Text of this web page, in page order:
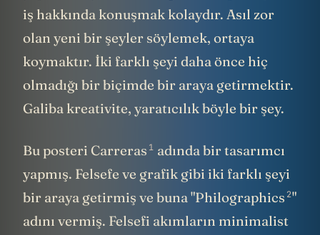
iş hakkında konuşmak kolaydır. Asıl zor
olan yeni bir şeyler söylemek, ortaya
koymaktır. İki farklı şeyi daha önce hiç
olmadığı bir biçimde bir araya getirmektir.
Galiba kreativite, yaratıcılık böyle bir şey.
Bu posteri Carreras 1 adında bir tasarımcı
yapmış. Felsefe ve grafik gibi iki farklı şeyi
bir araya getirmiş ve buna "Philographics 2"
adını vermiş. Felsefi akımların minimalist